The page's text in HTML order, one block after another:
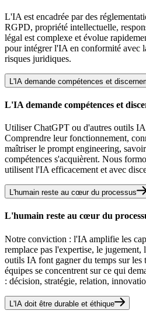
L'IA est encadrée par des
RGPD, propriété intellectuelle,
légal est complexe et évolue
pour intégrer l'IA en conformité avec
risques juridiques.
L'IA demande compétences et
L'IA demande compétences et
Utiliser ChatGPT ou d'autres outils
Comprendre leur fonctionnement,
maîtriser le prompt engineering,
compétences s'acquièrent. Nous
utilisent l'IA efficacement et avec
L'humain reste au cœur du processus
L'humain reste au cœur du
Notre conviction : l'IA amplifie les
remplace pas l'expertise, le
outils IA font gagner du temps sur les
équipes se concentrent sur ce qui
: décision, stratégie, relation,
L'IA doit être durable et éthique